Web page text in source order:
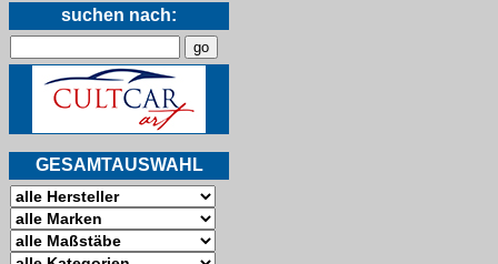
suchen nach:
GESAMTAUSWAHL